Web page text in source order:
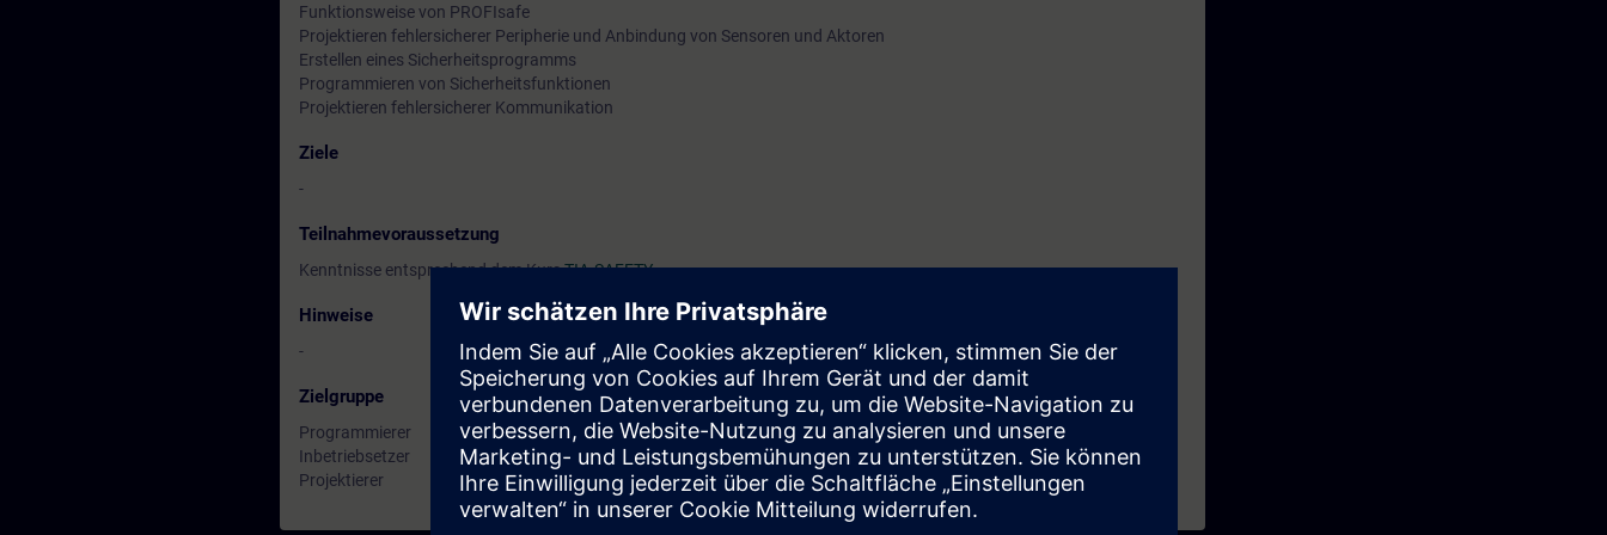
Die Schulungen im Großherzogtum Luxemburg werden in
Zusammenarbeit mit dem House of Training durchgeführt. Preise und
Anmeldung finden Sie auf der Website des House of Training.
Funktionsweise von PROFIsafe
Projektieren fehlersicherer Peripherie und Anbindung von Sensoren und Aktoren
Erstellen eines Sicherheitsprogramms
Programmieren von Sicherheitsfunktionen
Projektieren fehlersicherer Kommunikation
Ziele
-
Teilnahmevoraussetzung
Kenntnisse entsprechend dem KursTIA-SAFETY
Hinweise
-
Zielgruppe
Programmierer
Inbetriebsetzer
Projektierer